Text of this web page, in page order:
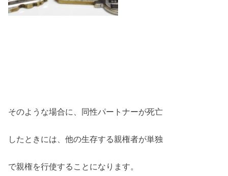
そのような場合に、同性パートナーが死亡
したときには、他の生存する親権者が単独
で親権を行使することになります。